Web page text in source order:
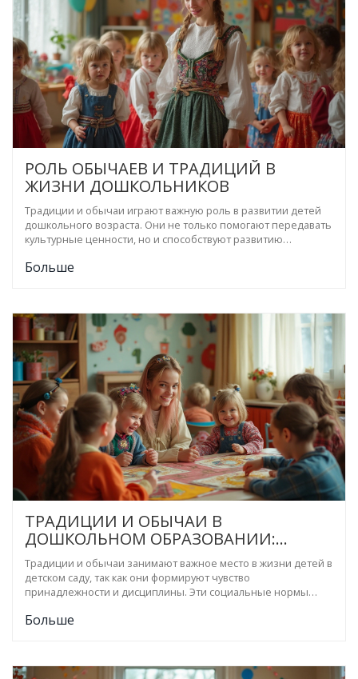
РОЛЬ ОБЫЧАЕВ И ТРАДИЦИЙ В
ЖИЗНИ ДОШКОЛЬНИКОВ
Традиции и обычаи играют важную роль в развитии детей
дошкольного возраста. Они не только помогают передавать
культурные ценности, но и способствуют развитию
возможность для малышей научиться уважать разные
образовательную практику детских садов.
Больше
ТРАДИЦИИ И ОБЫЧАИ В
ДОШКОЛЬНОМ ОБРАЗОВАНИИ:
ОТЛИЧИЯ И ЗНАЧЕНИЯ
Традиции и обычаи занимают важное место в жизни детей в
детском саду, так как они формируют чувство
принадлежности и дисциплины. Эти социальные нормы
празднований, которые детям знакомят через игры и
сохранить национальные культурные особенности.
Больше